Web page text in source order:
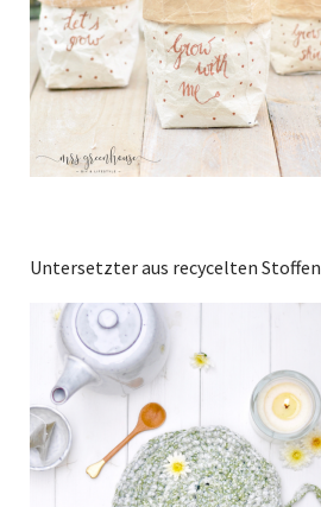
Untersetzter aus recycelten Stoffen